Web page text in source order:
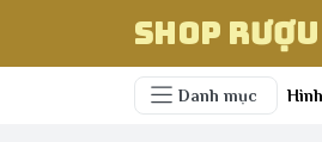
Shop
Danh mục